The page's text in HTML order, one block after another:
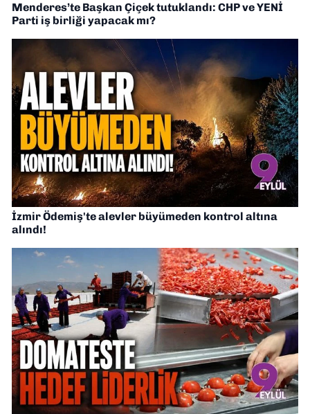
Menderes’te Başkan Çiçek tutuklandı: CHP ve YENİ
Parti iş birliği yapacak mı?
İzmir Ödemiş'te alevler büyümeden kontrol altına
alındı!